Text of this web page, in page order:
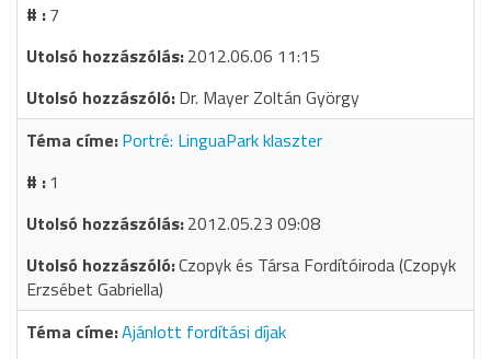
7
2012.06.06 11:15
Dr. Mayer Zoltán György
Portré: LinguaPark klaszter
1
2012.05.23 09:08
Czopyk és Társa Fordítóiroda (Czopyk
Erzsébet Gabriella)
Ajánlott fordítási díjak